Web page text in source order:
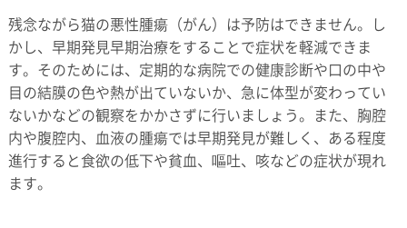
残念ながら猫の悪性腫瘍（がん）は予防はできません。し
かし、早期発見早期治療をすることで症状を軽減できま
す。そのためには、定期的な病院での健康診断や口の中や
目の結膜の色や熱が出ていないか、急に体型が変わってい
ないかなどの観察をかかさずに行いましょう。また、胸腔
内や腹腔内、血液の腫瘍では早期発見が難しく、ある程度
進行すると食欲の低下や貧血、嘔吐、咳などの症状が現れ
ます。